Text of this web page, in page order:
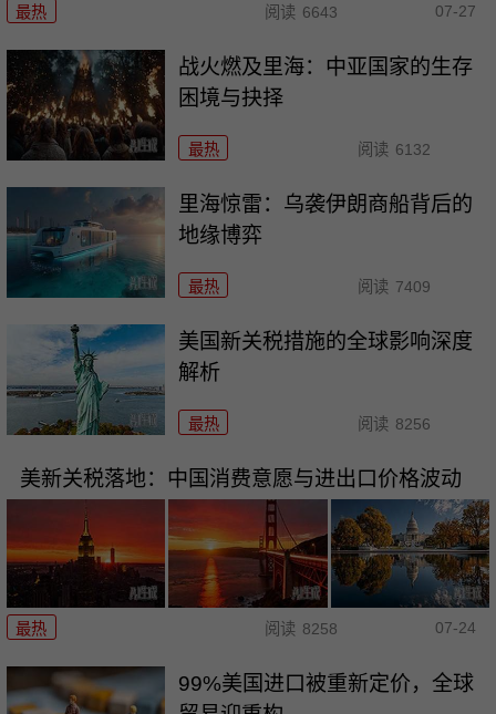
最热 阅读 6643 07-27
战火燃及里海：中亚国家的生存
困境与抉择
最热 阅读 6132
里海惊雷：乌袭伊朗商船背后的
地缘博弈
最热 阅读 7409
美国新关税措施的全球影响深度
解析
最热 阅读 8256
美新关税落地：中国消费意愿与进出口价格波动
最热 阅读 8258 07-24
99%美国进口被重新定价，全球